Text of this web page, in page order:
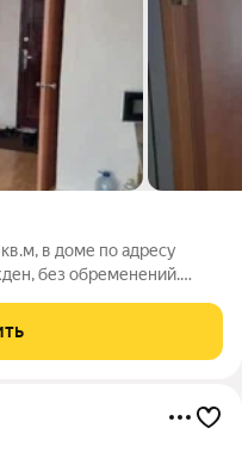
в доме по адресу
без обременений.